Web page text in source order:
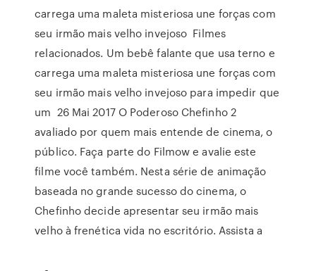
carrega uma maleta misteriosa une forças com
seu irmão mais velho invejoso Filmes
relacionados. Um bebê falante que usa terno e
carrega uma maleta misteriosa une forças com
seu irmão mais velho invejoso para impedir que
um 26 Mai 2017 O Poderoso Chefinho 2
avaliado por quem mais entende de cinema, o
público. Faça parte do Filmow e avalie este
filme você também. Nesta série de animação
baseada no grande sucesso do cinema, o
Chefinho decide apresentar seu irmão mais
velho à frenética vida no escritório. Assista a